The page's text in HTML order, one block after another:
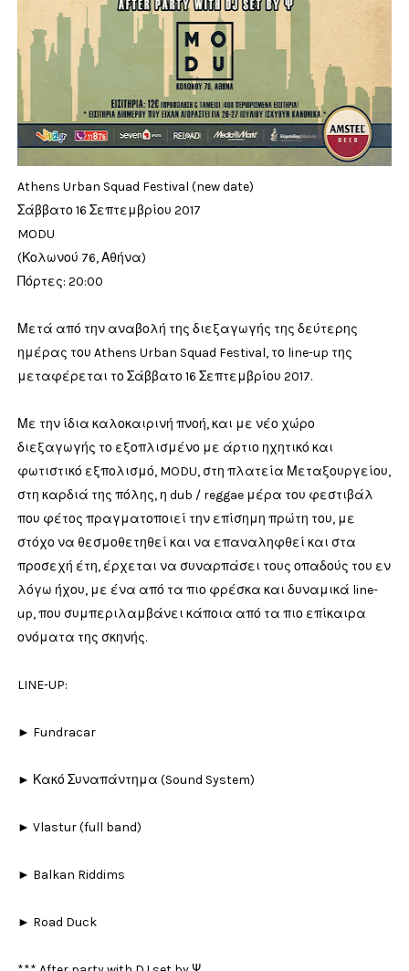
Athens Urban Squad Festival (new date)
Σάββατο 16 Σεπτεμβρίου 2017
MODU
(Κολωνού 76, Αθήνα)
Πόρτες: 20:00
Μετά από την αναβολή της διεξαγωγής της δεύτερης
ημέρας του Athens Urban Squad Festival, το line-up της
μεταφέρεται το Σάββατο 16 Σεπτεμβρίου 2017.
Με την ίδια καλοκαιρινή πνοή, και με νέο χώρο
διεξαγωγής το εξοπλισμένο με άρτιο ηχητικό και
φωτιστικό εξπολισμό, MODU, στη πλατεία Μεταξουργείου,
στη καρδιά της πόλης, η dub / reggae μέρα του φεστιβάλ
που φέτος πραγματοποιεί την επίσημη πρώτη του, με
στόχο να θεσμοθετηθεί και να επαναληφθεί και στα
προσεχή έτη, έρχεται να συναρπάσει τους οπαδούς του εν
λόγω ήχου, με ένα από τα πιο φρέσκα και δυναμικά line-
up, που συμπεριλαμβάνει κάποια από τα πιο επίκαιρα
ονόματα της σκηνής.
LINE-UP:
► Fundracar
► Κακό Συναπάντημα (Sound System)
► Vlastur (full band)
► Balkan Riddims
► Road Duck